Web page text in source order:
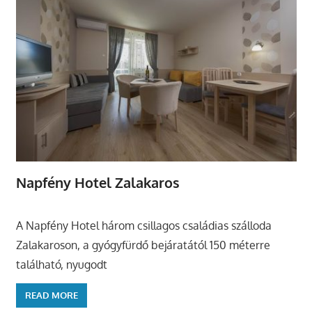
Napfény Hotel Zalakaros
A Napfény Hotel három csillagos családias szálloda
Zalakaroson, a gyógyfürdő bejáratától 150 méterre
található, nyugodt
READ MORE